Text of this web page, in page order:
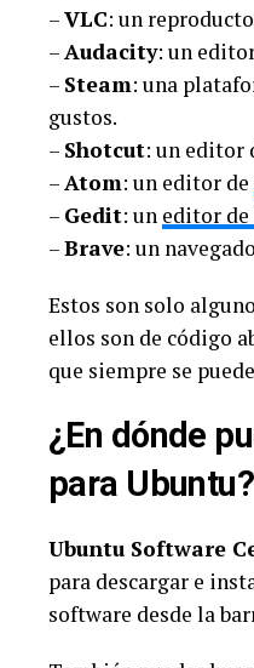
–VLC: un
–Audacity: un
– Steam: una
gustos.
– Shotcut: un editor
–Atom: un editor de
– Gedit: un editor
–Brave: un
Estos son solo
ellos son de código
que siempre se
¿En dónde
para Ubuntu?
Ubuntu Software
para descargar e
software desde la